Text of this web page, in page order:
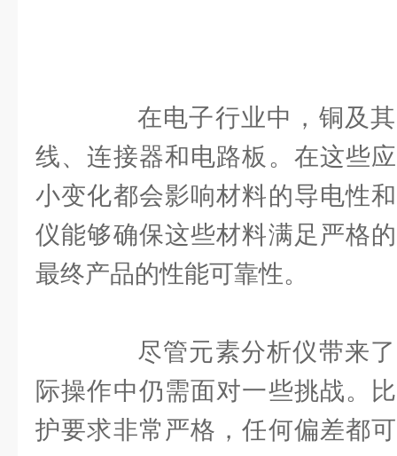
在电子行业中，铜及其
线、连接器和电路板。在这些
小变化都会影响材料的导电性
仪能够确保这些材料满足严格
最终产品的性能可靠性。
尽管元素分析仪带来了
际操作中仍需面对一些挑战。
护要求非常严格，任何偏差都